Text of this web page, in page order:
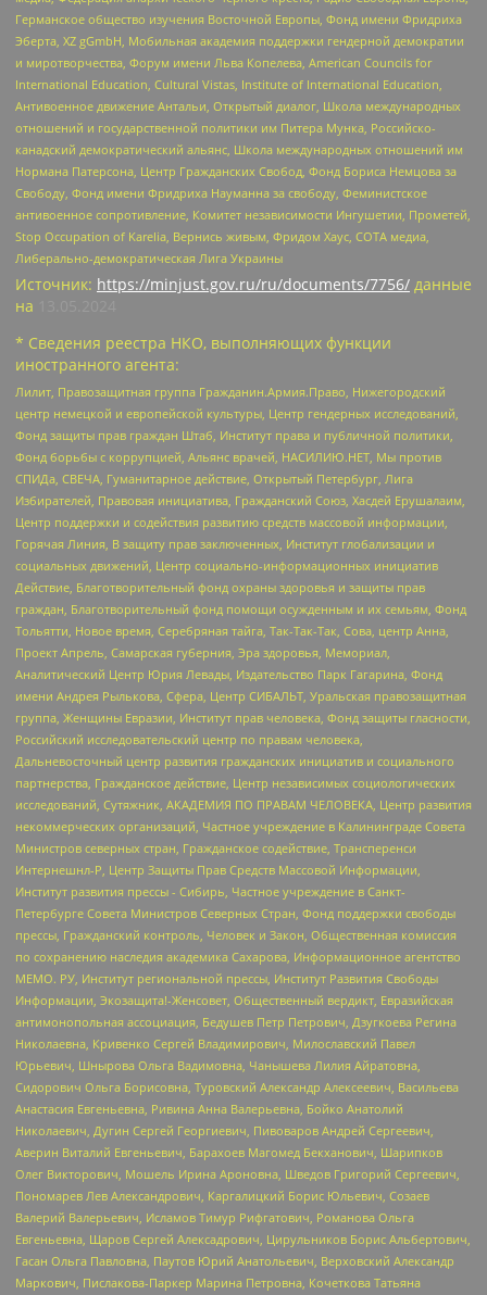
Германское общество изучения Восточной Европы, Фонд имени Фридриха
Эберта, XZ gGmbH, Мобильная академия поддержки гендерной демократии
и миротворчества, Форум имени Льва Копелева, American Councils for
International Education, Cultural Vistas, Institute of International Education,
Антивоенное движение Антальи, Открытый диалог, Школа международных
отношений и государственной политики им Питера Мунка, Российско-
канадский демократический альянс, Школа международных отношений им
Нормана Патерсона, Центр Гражданских Свобод, Фонд Бориса Немцова за
Свободу, Фонд имени Фридриха Науманна за свободу, Феминистское
антивоенное сопротивление, Комитет независимости Ингушетии, Прометей,
Stop Occupation of Karelia, Вернись живым, Фридом Хаус, СОТА медиа,
Либерально-демократическая Лига Украины
Источник: https://minjust.gov.ru/ru/documents/7756/ данные
на
* Сведения реестра НКО, выполняющих функции
иностранного агента:
Лилит, Правозащитная группа Гражданин.Армия.Право, Нижегородский
центр немецкой и европейской культуры, Центр гендерных исследований,
Фонд защиты прав граждан Штаб, Институт права и публичной политики,
Фонд борьбы с коррупцией, Альянс врачей, НАСИЛИЮ.НЕТ, Мы против
СПИДа, СВЕЧА, Гуманитарное действие, Открытый Петербург, Лига
Избирателей, Правовая инициатива, Гражданский Союз, Хасдей Ерушалаим,
Центр поддержки и содействия развитию средств массовой информации,
Горячая Линия, В защиту прав заключенных, Институт глобализации и
социальных движений, Центр социально-информационных инициатив
Действие, Благотворительный фонд охраны здоровья и защиты прав
граждан, Благотворительный фонд помощи осужденным и их семьям, Фонд
Тольятти, Новое время, Серебряная тайга, Так-Так-Так, Сова, центр Анна,
Проект Апрель, Самарская губерния, Эра здоровья, Мемориал,
Аналитический Центр Юрия Левады, Издательство Парк Гагарина, Фонд
имени Андрея Рылькова, Сфера, Центр СИБАЛЬТ, Уральская правозащитная
группа, Женщины Евразии, Институт прав человека, Фонд защиты гласности,
Российский исследовательский центр по правам человека,
Дальневосточный центр развития гражданских инициатив и социального
партнерства, Гражданское действие, Центр независимых социологических
исследований, Сутяжник, АКАДЕМИЯ ПО ПРАВАМ ЧЕЛОВЕКА, Центр развития
некоммерческих организаций, Частное учреждение в Калининграде Совета
Министров северных стран, Гражданское содействие, Трансперенси
Интернешнл-Р, Центр Защиты Прав Средств Массовой Информации,
Институт развития прессы - Сибирь, Частное учреждение в Санкт-
Петербурге Совета Министров Северных Стран, Фонд поддержки свободы
прессы, Гражданский контроль, Человек и Закон, Общественная комиссия
по сохранению наследия академика Сахарова, Информационное агентство
МЕМО. РУ, Институт региональной прессы, Институт Развития Свободы
Информации, Экозащита!-Женсовет, Общественный вердикт, Евразийская
антимонопольная ассоциация, Бедушев Петр Петрович, Дзугкоева Регина
Николаевна, Кривенко Сергей Владимирович, Милославский Павел
Юрьевич, Шнырова Ольга Вадимовна, Чанышева Лилия Айратовна,
Сидорович Ольга Борисовна, Туровский Александр Алексеевич, Васильева
Анастасия Евгеньевна, Ривина Анна Валерьевна, Бойко Анатолий
Николаевич, Дугин Сергей Георгиевич, Пивоваров Андрей Сергеевич,
Аверин Виталий Евгеньевич, Барахоев Магомед Бекханович, Шарипков
Олег Викторович, Мошель Ирина Ароновна, Шведов Григорий Сергеевич,
Пономарев Лев Александрович, Каргалицкий Борис Юльевич, Созаев
Валерий Валерьевич, Исламов Тимур Рифгатович, Романова Ольга
Евгеньевна, Щаров Сергей Алексадрович, Цирульников Борис Альбертович,
Гасан Ольга Павловна, Паутов Юрий Анатольевич, Верховский Александр
Маркович, Пислакова-Паркер Марина Петровна, Кочеткова Татьяна